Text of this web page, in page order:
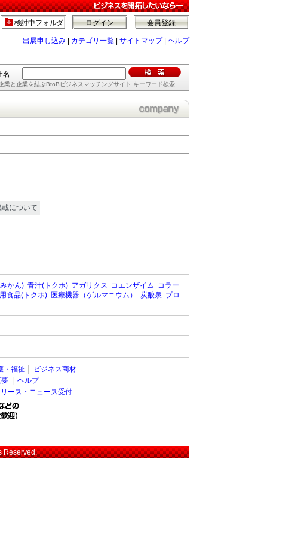
会員登録
ログイン
検討中フォルダ
出展申し込み カテゴリ一覧 サイトマップ| ヘルプ
名
業と企業を結ぶBtoBビジネスマッチングサイト キーワード検索
載について
かん) 青汁(トクホ) アガリクス コエンザイム コラー
食品(トクホ) 医療機器（ゲルマニウム） 炭酸泉 プロ
・福祉
ビジネス商材
ヘルプ
ース・ニュース受付